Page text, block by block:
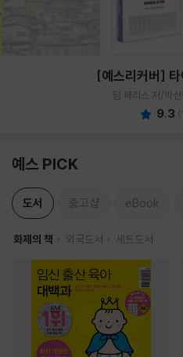
[예스리커버]
팀 페리스 저/박
9.3 (
예스 PICK
도서 중고샵 eBook
화제의 책 외국도서 세트도서